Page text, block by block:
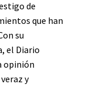
de
que han
su
el Diario
opinión
y